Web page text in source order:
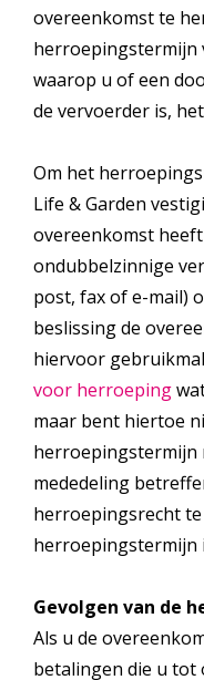
overeenkomst te
herroepingstermijn
waarop u of een
de vervoerder is,
Om het
Life & Garden
overeenkomst
ondubbelzinnige
post, fax of e-mail)
beslissing de
hiervoor
voor herroeping
maar bent hiertoe
herroepingstermijn
mededeling
herroepingsrecht
herroepingstermijn
Gevolgen van de
Als u de
betalingen die u tot